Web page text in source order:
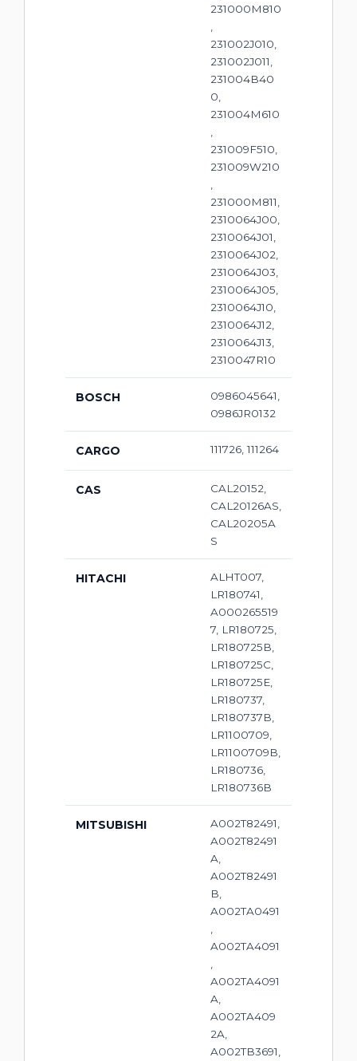
231000M810
,
231002J010,
231002J011,
231004B40
0,
231004M610
,
231009F510,
231009W210
,
231000M811,
2310064J00,
2310064J01,
2310064J02,
2310064J03,
2310064J05,
2310064J10,
2310064J12,
2310064J13,
2310047R10
BOSCH
0986045641,
0986JR0132
CARGO 111726, 111264
CAS
CAL20152,
CAL20126AS,
CAL20205A
S
HITACHI
ALHT007,
LR180741,
A000265519
7, LR180725,
LR180725B,
LR180725C,
LR180725E,
LR180737,
LR180737B,
LR1100709,
LR1100709B,
LR180736,
LR180736B
MITSUBISHI
A002T82491,
A002T82491
A,
A002T82491
B,
A002TA0491
,
A002TA4091
,
A002TA4091
A,
A002TA409
2A,
A002TB3691,